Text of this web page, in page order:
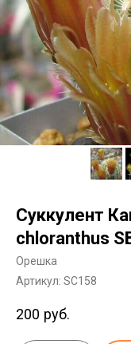
Суккулент
chloranthus
Орешка
Артикул: SC158
200 руб.